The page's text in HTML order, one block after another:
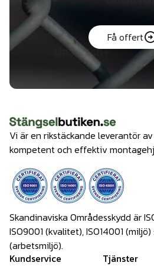
Få offert
Vi är en rikstäckande leverantör
kompetent och effektiv
Skandinaviska Områdesskydd är
ISO9001 (kvalitet), ISO14001
(arbetsmiljö).
Kundservice
Tjänster